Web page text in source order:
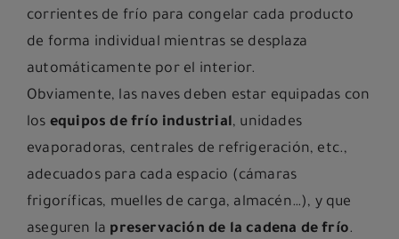
corrientes de frío para congelar cada producto
de forma individual mientras se desplaza
automáticamente por el interior.
Obviamente, las naves deben estar equipadas con
los equipos de frío industrial, unidades
evaporadoras, centrales de refrigeración, etc.,
adecuados para cada espacio (cámaras
frigoríficas, muelles de carga, almacén…), y que
aseguren la preservación de la cadena de frío.